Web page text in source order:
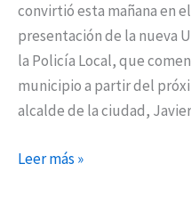
convirtió esta mañana en
presentación de la nueva
la Policía Local, que
municipio a partir del
alcalde de la ciudad,
Leer más »